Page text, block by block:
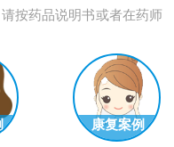
按药品说明书或者在药师
康复案例